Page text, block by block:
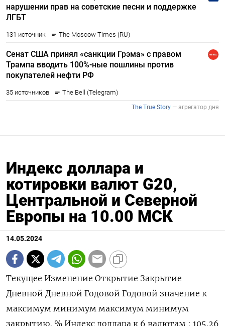
Индекс доллара и
котировки валют G20,
Центральной и Северной
Европы на 10.00 МСК
14.05.2024
Текущее Изменение Открытие Закрытие Дневной Дневной Годовой Годовой значение к максимум минимум максимум минимум закрытию, % Индекс доллара к 6 валютам : 105,26 0,067 105,22 105,19 105,3 105,2 106,51 101,29 Евро 1,0786 -0,02 1,0786 1,0788 1,0793 1,0784 1,1044 1,0602 Японская иена 156,44 0,15 156,16 156,2 156,56 156,16 160,03 140,82 Британский фунт 1,2557 -0,01 1,2557 1,2558 1,2563 1,2549 1,2893 1,23 Канадский доллар 1,3677 0,09 1,3665 1,3665 1,3685 1,3666 1,3846 1,323 Шведская крона 10,8606 0,19 10,8274 10,8395 10,8626 10,8297 11,0487 10,0558 Швейцарский франк 0,9077 -0,04 0,908 0,9081 0,9088 0,9079 0,9224 0,84 Валюты G20: Аргентинский песо 884 0,17 0 884 0 0 884,24 810,65 Австралийский доллар 0,66 -0,11 0,6608 0,6607 0,6612 0,6599 0,6839 0,6363 Бразильский реал 5,157 0,11 5,1506 5,1511 5,157 5,1505 5,2911 4,8314 Индийская рупия 83,486 0,03 83,506 83,46 83,52 83,504 83,739 82,65 Индонезийская рупия 16 130 0,34 16 120 16 075 16 133 16 128 16 285 15 450 Китайский юань 7,2378 0,07 7,2349 7,2326 7,2379 7,2358 7,2472 7,1097 Мексиканский песо 16,7868 -0,07 16,7994 16,7991 16,814 16,7954 17,865 16,2645 Российский рубль 91,335 -0,28 91,375 91,5955 91,4955 91,1575 95,4705 88,795 Саудовский риал 3,7503 0 3,7504 3,7504 3,7504 3,7505 3,7515 3,7483 Турецкая лира 32,022 -0,78 32,1274 32,274 32,3005 32,1488 33,0255 29,567 Южнокорейская вона 1 369,62 0,26 1 366,11 1 366,11 1 370,26 1 365,42 1 400,15 1 291,17 Южноафриканский ранд 18,3852 0,12 18,3354 18,3624 18,4113 18,3483 19,3912 18,2661 Европа: Польский злотый 3,9711 0,04 3,9687 3,9694 3,9753 3,9712 4,1235 3,9073 Чешская крона 22,976 0,02 22,971 22,971 22,992 22,961 23,883 22,308 Венгерский форинт 358,25 -0,03 358,19 358,36 358,85 358,33 373,02 343,35 Норвежская крона 10,8199 0,14 10,831 10,8053 10,8311 10,8119 11,1375 10,1432